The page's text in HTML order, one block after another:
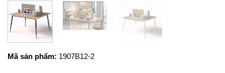
Mã sản phẩm: 1907B12-2